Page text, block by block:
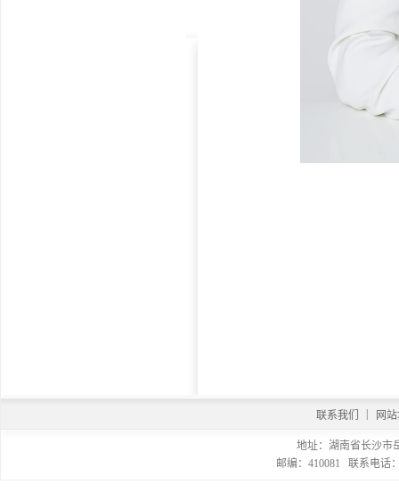
联系我们 网
地址：湖南省长沙市
邮编：410081 联系电话